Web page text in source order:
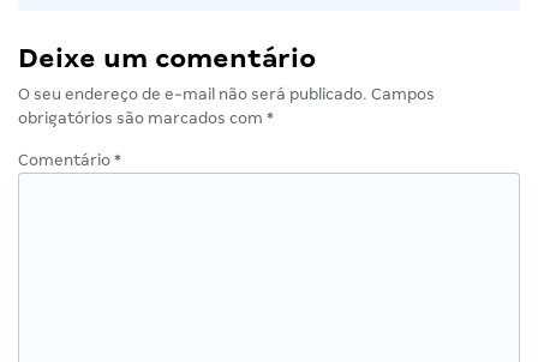
Deixe um comentário
O seu endereço de e-mail não será publicado. Campos
obrigatórios são marcados com *
Comentário *